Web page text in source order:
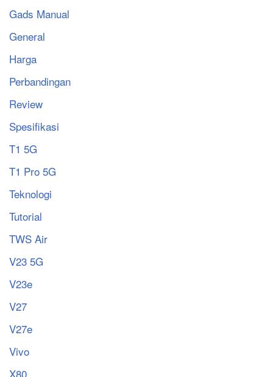
Gads Manual
General
Harga
Perbandingan
Review
Spesifikasi
T1 5G
T1 Pro 5G
Teknologi
Tutorial
TWS Air
V23 5G
V23e
V27
V27e
Vivo
X80